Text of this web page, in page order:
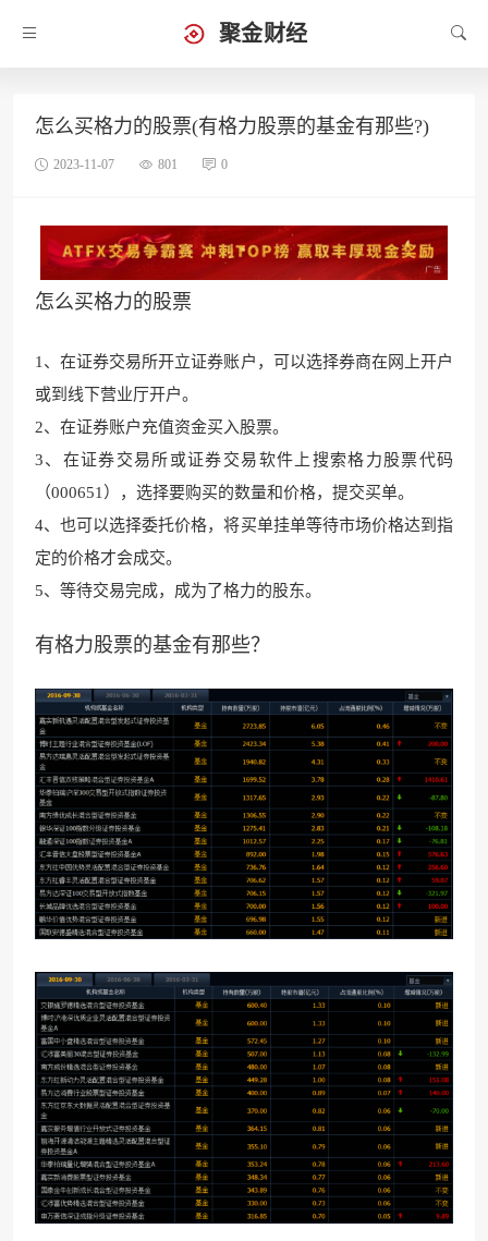
聚金财经
怎么买格力的股票(有格力股票的基金有那些?)
2023-11-07 801 0
怎么买格力的股票
1、在证券交易所开立证券账户，可以选择券商在网上开户
或到线下营业厅开户。
2、在证券账户充值资金买入股票。
3、在证券交易所或证券交易软件上搜索格力股票代码
（000651），选择要购买的数量和价格，提交买单。
4、也可以选择委托价格，将买单挂单等待市场价格达到指
定的价格才会成交。
5、等待交易完成，成为了格力的股东。
有格力股票的基金有那些？